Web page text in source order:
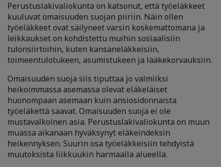
Perustuslakivaliokunta on katsonut, että työeläkkeet
kuuluvat omaisuuden suojan piiriin. Näin ollen
työeläkkeet ovat säilyneet varsin koskemattomana ja
leikkaukset on kohdistettu muihin sosiaalisiin
tulonsiirtoihin, kuten kansaneläkkeisiin,
toimeentulotukeen, asumistukeen ja lääkekorvauksiin.
Omaisuuden suoja siis tiputtaa jo valmiiksi
heikoimmassa asemassa olevat eläkeläiset
huonompaan asemaan kuin ansiosidonnaista
työeläkettä saavat. Omaisuuden suoja ei ole
mustavalkoinen asia. Perustuslakivaliokunta on muun
muassa aikanaan hyväksynyt eläkeindeksin
heikennyksen. Suurin osa työeläkkeisiin tehdyistä
muutoksista liikkuukin harmaalla alueella.